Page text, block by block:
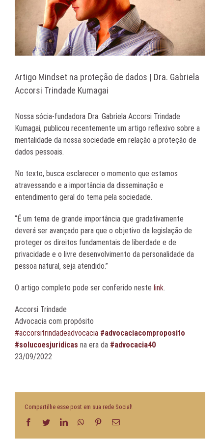
Artigo Mindset na proteção de dados | Dra. Gabriela
Accorsi Trindade Kumagai
Nossa sócia-fundadora Dra. Gabriela Accorsi Trindade
Kumagai, publicou recentemente um artigo reflexivo sobre a
mentalidade da nossa sociedade em relação a proteção de
dados pessoais.
No texto, busca esclarecer o momento que estamos
atravessando e a importância da disseminação e
entendimento geral do tema pela sociedade.
“É um tema de grande importância que gradativamente
deverá ser avançado para que o objetivo da legislação de
proteger os direitos fundamentais de liberdade e de
privacidade e o livre desenvolvimento da personalidade da
pessoa natural, seja atendido.”
O artigo completo pode ser conferido neste link.
Accorsi Trindade
Advocacia com propósito
#accorsitrindadeadvocacia #advocaciacomproposito
#solucoesjuridicas na era da #advocacia40
23/09/2022
Compartilhe esse post em sua rede Social!
Facebook
TwitterLinkedInWhatsApp
Pinterest
E-